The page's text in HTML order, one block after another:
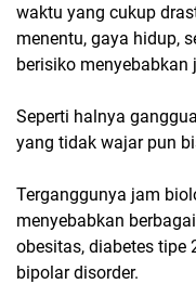
waktu yang cukup
menentu, gaya hidup,
berisiko
Seperti halnya
yang tidak wajar pun
Terganggunya jam
menyebabkan
obesitas, diabetes tipe
bipolar disorder.